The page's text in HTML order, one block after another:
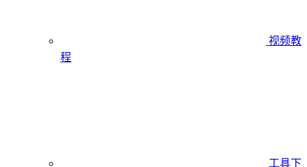
视频教
程
工具下